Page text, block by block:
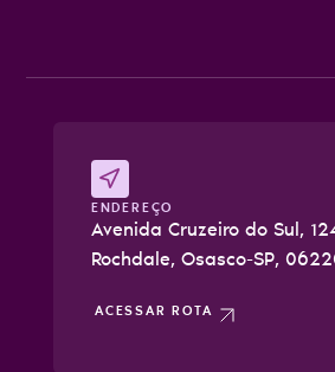
ENDEREÇO
Avenida Cruzeiro do Sul,
Rochdale, Osasco-SP,
ACESSAR ROTA